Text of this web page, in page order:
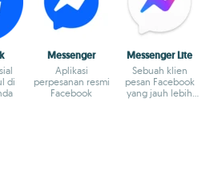
di
Messenger
Aplikasi
perpesanan resmi
Facebook
Messenger Lite
Sebuah klien
pesan Facebook
yang jauh lebih